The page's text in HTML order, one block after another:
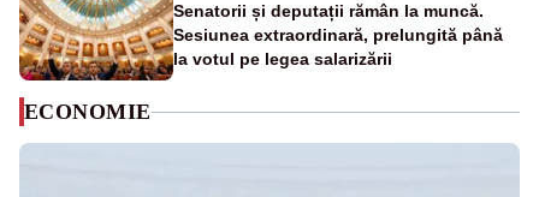
Senatorii și deputații rămân la muncă.
Sesiunea extraordinară, prelungită până
la votul pe legea salarizării
ECONOMIE